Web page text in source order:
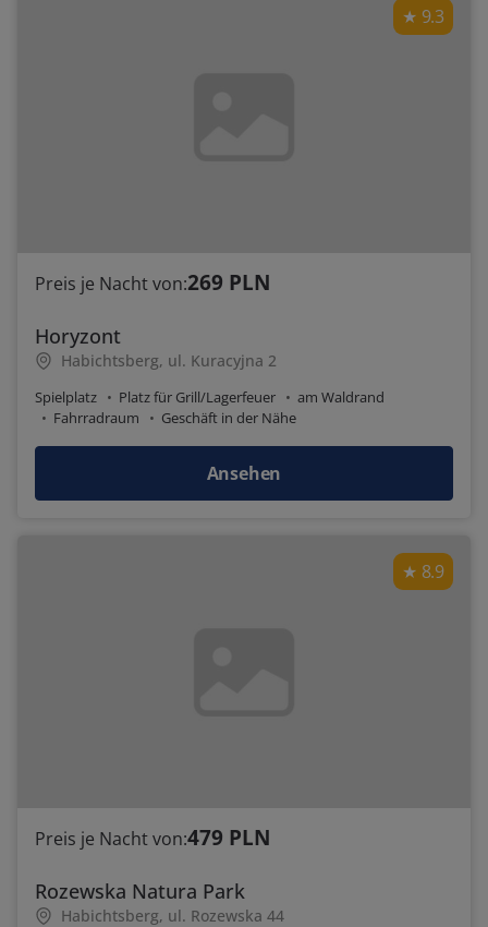
9.3
Preis je Nacht von:269 PLN
Horyzont
Habichtsberg, ul. Kuracyjna 2
Spielplatz Platz für Grill/Lagerfeuer
am Waldrand
Fahrradraum
Geschäft in der Nähe
Ansehen
8.9
Preis je Nacht von:479 PLN
Rozewska Natura Park
Habichtsberg, ul. Rozewska 44